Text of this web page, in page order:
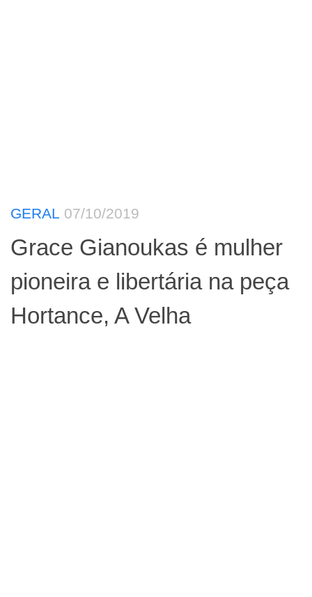
GERAL 07/10/2019
Grace Gianoukas é mulher
pioneira e libertária na peça
Hortance, A Velha